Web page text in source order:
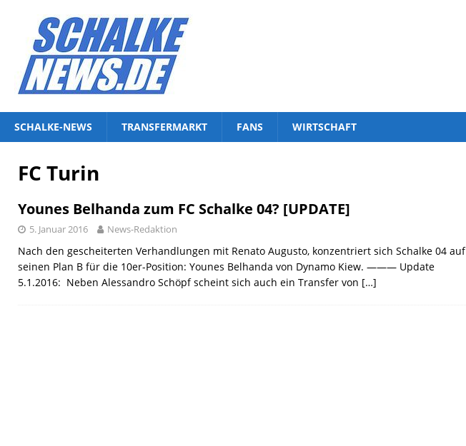
SCHALKE-NEWS TRANSFERMARKT FANS WIRTSCHAFT
FC Turin
Younes Belhanda zum FC Schalke 04? [UPDATE]
5. Januar 2016 News-Redaktion
Nach den gescheiterten Verhandlungen mit Renato Augusto, konzentriert sich Schalke 04 auf
seinen Plan B für die 10er-Position: Younes Belhanda von Dynamo Kiew. ——— Update
5.1.2016: Neben Alessandro Schöpf scheint sich auch ein Transfer von […]